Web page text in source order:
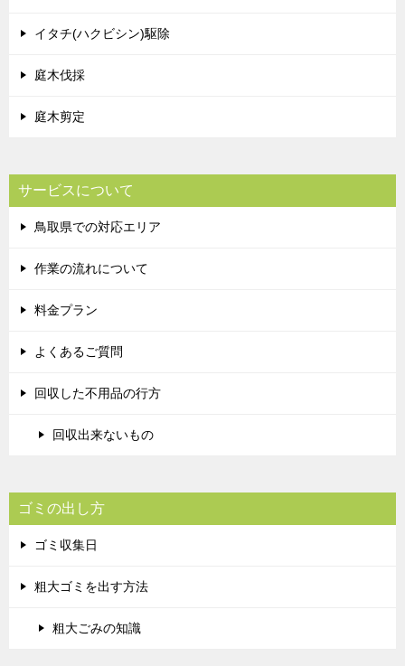
イタチ(ハクビシン)駆除
庭木伐採
庭木剪定
サービスについて
鳥取県での対応エリア
作業の流れについて
料金プラン
よくあるご質問
回収した不用品の行方
回収出来ないもの
ゴミの出し方
ゴミ収集日
粗大ゴミを出す方法
粗大ごみの知識